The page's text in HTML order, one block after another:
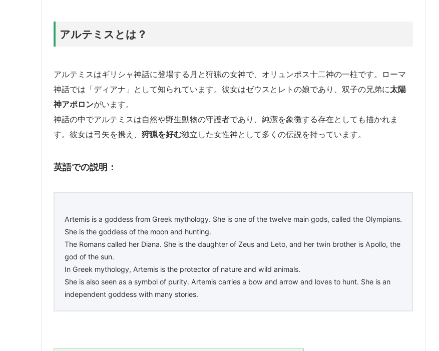
アルテミスとは？
アルテミスはギリシャ神話に登場する月と狩猟の女神で、オリュンポス十二神の一柱です。ローマ
神話では「ディアナ」として知られています。彼女はゼウスとレトの娘であり、双子の兄弟に太陽
神アポロンがいます。
神話の中でアルテミスは自然や野生動物の守護者であり、純潔を象徴する存在としても描かれま
す。彼女は弓矢を携え、 狩猟を好む独立した女性神として多くの伝説を持っています。
英語での説明：
Artemis is a goddess from Greek mythology. She is one of the twelve main gods, called the Olympians.
She is the goddess of the moon and hunting.
The Romans called her Diana. She is the daughter of Zeus and Leto, and her twin brother is Apollo, the
god of the sun.
In Greek mythology, Artemis is the protector of nature and wild animals.
She is also seen as a symbol of purity. Artemis carries a bow and arrow and loves to hunt. She is an
independent goddess with many stories.